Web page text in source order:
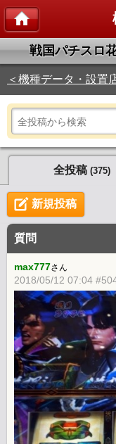
戦国パチスロ
＜機種データ・設置
全投稿 (375)
新規投稿
質問
max777さん
2018/05/12 07:04